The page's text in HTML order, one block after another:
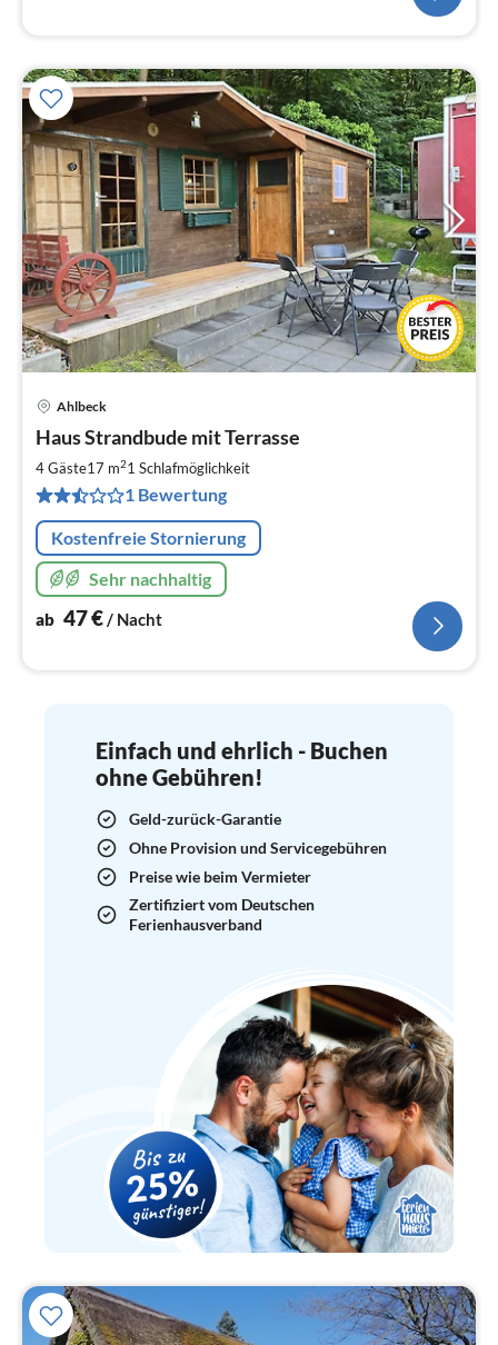
Ahlbeck
Haus Strandbude mit Terrasse
4 Gäste17 m21 Schlafmöglichkeit
1 Bewertung
Kostenfreie Stornierung
Sehr nachhaltig
ab 47€/ Nacht
Einfach und ehrlich - Buchen
ohne Gebühren!
Geld-zurück-Garantie
Ohne Provision und Servicegebühren
Preise wie beim Vermieter
Zertifiziert vom Deutschen
Ferienhausverband